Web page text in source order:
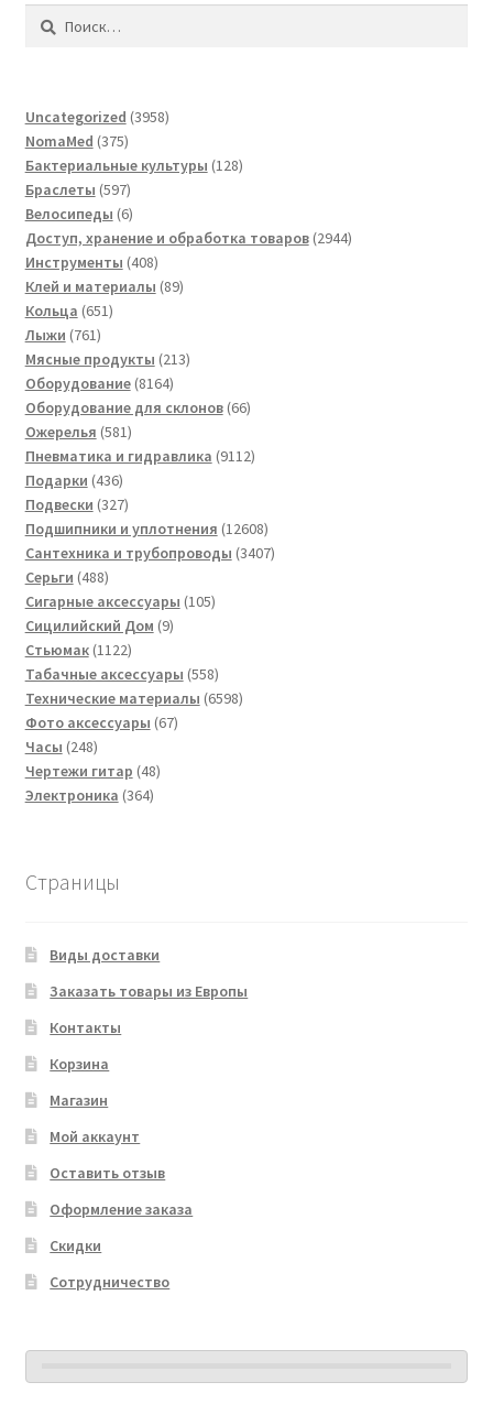
Найти:
Uncategorized 39583958
NomaMed 375375
товаров
Бактериальные культуры 128128
Браслеты 597597
товаров
Велосипеды 66
товаров
Доступ, хранение и обработка товаров 29442944
Инструменты 408408
товаров
Клей и материалы 8989
Кольца 651651
Лыжи 761761
товар
Мясные продукты 213213
Оборудование 81648164
товара
Оборудование для склонов 6666
Ожерелья 581581
товар
Пневматика и гидравлика 91129112
Подарки 436436
товаров
Подвески 327327
товаров
Подшипники и уплотнения 1260812608
товаров
Сантехника и трубопроводы 34073407
Серьги 488488
товаров
Сигарные аксессуары 105105
Сицилийский Дом 99
Стьюмак 11221122
товара
Табачные аксессуары 558558
товаров
Технические материалы 65986598
Фото аксессуары 6767
Часы 248248
товаров
Чертежи гитар 4848
Электроника 364364
Страницы
Виды доставки
Заказать товары из Европы
Контакты
Корзина
Магазин
Мой аккаунт
Оставить отзыв
Оформление заказа
Скидки
Сотрудничество